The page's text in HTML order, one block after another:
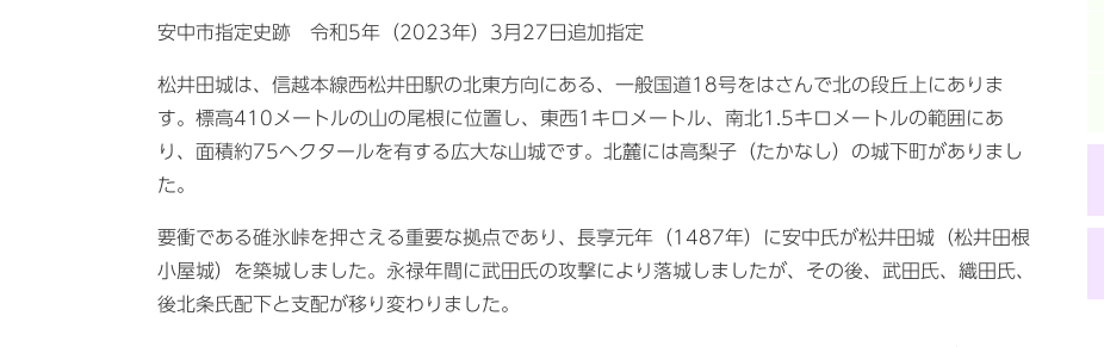
安中市指定史跡 令和5年（2023年）3月27日追加指定
松井田城は、信越本線西松井田駅の北東方向にある、一般国道18号をはさんで北の段丘上にありま
す。標高410メートルの山の尾根に位置し、東西1キロメートル、南北1.5キロメートルの範囲にあ
り、面積約75ヘクタールを有する広大な山城です。北麓には高梨子（たかなし）の城下町がありまし
た。
要衝である碓氷峠を押さえる重要な拠点であり、長享元年（1487年）に安中氏が松井田城（松井田根
小屋城）を築城しました。永禄年間に武田氏の攻撃により落城しましたが、その後、武田氏、織田氏、
後北条氏配下と支配が移り変わりました。